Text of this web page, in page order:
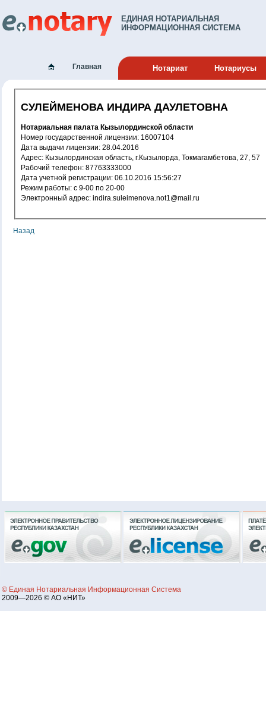
ЕДИНАЯ НОТАРИАЛЬНАЯ
ИНФОРМАЦИОННАЯ СИСТЕМА
Главная Нотариат Нотариусы
СУЛЕЙМЕНОВА ИНДИРА ДАУЛЕТОВНА
Нотариальная палата Кызылординской области
Номер государственной лицензии: 16007104
Дата выдачи лицензии: 28.04.2016
Адрес: Кызылординская область, г.Кызылорда, Токмагамбетова, 27, 57
Рабочий телефон: 87763333000
Дата учетной регистрации: 06.10.2016 15:56:27
Режим работы: с 9-00 по 20-00
Электронный адрес: indira.suleimenova.not1@mail.ru
Назад
© Единая Нотариальная Информационная Система
2009—2026 © АО «НИТ»